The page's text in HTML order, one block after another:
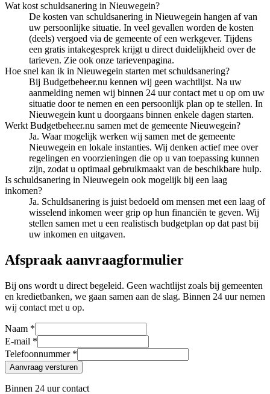
Wat kost schuldsanering in Nieuwegein?
De kosten van schuldsanering in Nieuwegein hangen af van
uw persoonlijke situatie. In veel gevallen worden de kosten
(deels) vergoed via de gemeente of een werkgever. Tijdens
een gratis intakegesprek krijgt u direct duidelijkheid over de
tarieven. Zie ook onze tarievenpagina.
Hoe snel kan ik in Nieuwegein starten met schuldsanering?
Bij Budgetbeheer.nu kennen wij geen wachtlijst. Na uw
aanmelding nemen wij binnen 24 uur contact met u op om uw
situatie door te nemen en een persoonlijk plan op te stellen. In
Nieuwegein kunt u doorgaans binnen enkele dagen starten.
Werkt Budgetbeheer.nu samen met de gemeente Nieuwegein?
Ja. Waar mogelijk werken wij samen met de gemeente
Nieuwegein en lokale instanties. Wij denken actief mee over
regelingen en voorzieningen die op u van toepassing kunnen
zijn, zodat u optimaal gebruikmaakt van de beschikbare hulp.
Is schuldsanering in Nieuwegein ook mogelijk bij een laag
inkomen?
Ja. Schuldsanering is juist bedoeld om mensen met een laag of
wisselend inkomen weer grip op hun financiën te geven. Wij
stellen samen met u een realistisch budgetplan op dat past bij
uw inkomen en uitgaven.
Afspraak aanvraagformulier
Bij ons wordt u direct begeleid. Geen wachtlijst zoals bij gemeenten
en kredietbanken, we gaan samen aan de slag. Binnen 24 uur nemen
wij contact met u op.
Naam *
E-mail *
Telefoonnummer *
Aanvraag versturen
Binnen 24 uur contact